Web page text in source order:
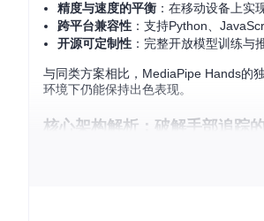
精度与速度的平衡 ：在移动设备上实
跨平台兼容性 ：支持Python、
开源可定制性 ：完整开放模型训练与
与同类方案相比，MediaPipe Hands的
环境下仍能保持出色表现。
核心架构解析：破解手部追踪